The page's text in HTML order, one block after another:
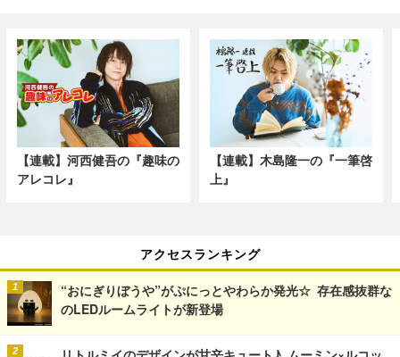
【連載】河西健吾の『趣味の
アレコレ』
【連載】木島隆一の『一筆啓
上』
アクセスランキング
“おにぎりぼうや”がぷにっとやわらか発光☆ 存在感抜群な
のLEDルームライトが新登場
リトルミイのデザインが甘辛キュート♪ ムーミン×ルコッ